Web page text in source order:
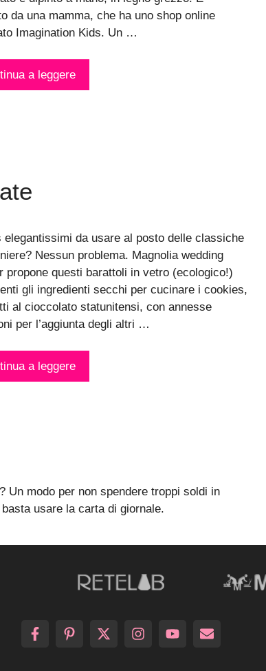
da una mamma, che ha uno shop online
Imagination Kids. Un …
a leggere
elegantissimi da usare al posto delle classiche
Nessun problema. Magnolia wedding
propone questi barattoli in vetro (ecologico!)
gli ingredienti secchi per cucinare i cookies,
al cioccolato statunitensi, con annesse
per l’aggiunta degli altri …
a leggere
Un modo per non spendere troppi soldi in
usare la carta di giornale.